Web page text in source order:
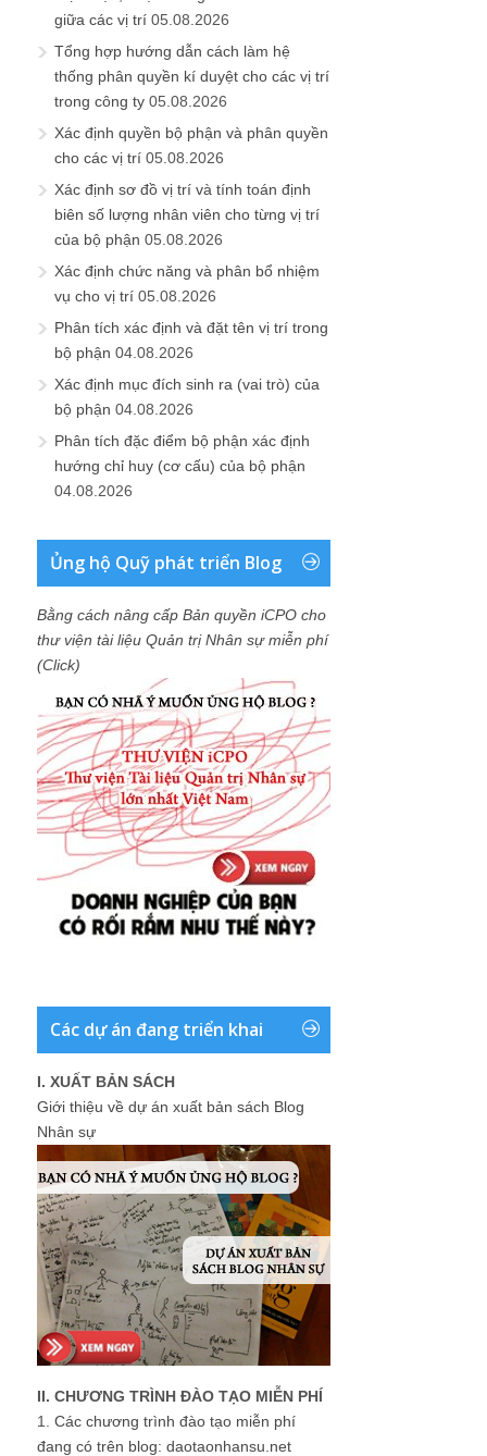
giữa các vị trí 05.08.2026
Tổng hợp hướng dẫn cách làm hệ
thống phân quyền kí duyệt cho các vị trí
trong công ty 05.08.2026
Xác định quyền bộ phận và phân quyền
cho các vị trí 05.08.2026
Xác định sơ đồ vị trí và tính toán định
biên số lượng nhân viên cho từng vị trí
của bộ phận 05.08.2026
Xác định chức năng và phân bổ nhiệm
vụ cho vị trí 05.08.2026
Phân tích xác định và đặt tên vị trí trong
bộ phận 04.08.2026
Xác định mục đích sinh ra (vai trò) của
bộ phận 04.08.2026
Phân tích đặc điểm bộ phận xác định
hướng chỉ huy (cơ cấu) của bộ phận
04.08.2026
Ủng hộ Quỹ phát triển Blog
Bằng cách nâng cấp Bản quyền iCPO cho
thư viện tài liệu Quản trị Nhân sự miễn phí
(Click)
Các dự án đang triển khai
I. XUẤT BẢN SÁCH
Giới thiệu về dự án xuất bản sách Blog
Nhân sự
II. CHƯƠNG TRÌNH ĐÀO TẠO MIỄN PHÍ
1. Các chương trình đào tạo miễn phí
đang có trên blog: daotaonhansu.net